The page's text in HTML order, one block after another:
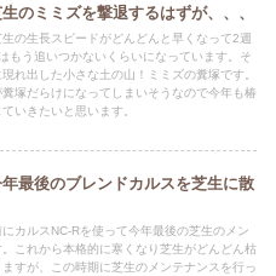
のミミズを撃退するはずが、、、
の生長スピードがどんどんと早くなって2週
もう追いつかないくらいになっています。そ
れ出した小さな土の山！ミミズの糞塚です。
糞塚だらけになってしまいそうなので今年も椿
いきたいと思います。
最後のブレンドカルスを芝生に散
カルスNC-Rを使って今年最後の芝生のメン
これから本格的に寒くなり芝生がどんどん枯
すが、この時期に芝生のメンテナンスを行っ